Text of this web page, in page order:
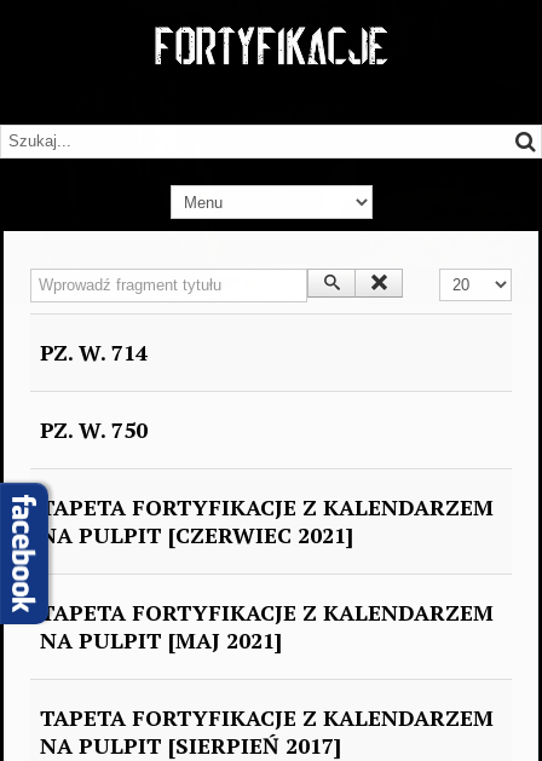
Wprowadź fragment tytułu Pokaż #
PZ. W. 714
PZ. W. 750
TAPETA FORTYFIKACJE Z KALENDARZEM
NA PULPIT [CZERWIEC 2021]
TAPETA FORTYFIKACJE Z KALENDARZEM
NA PULPIT [MAJ 2021]
TAPETA FORTYFIKACJE Z KALENDARZEM
NA PULPIT [SIERPIEŃ 2017]